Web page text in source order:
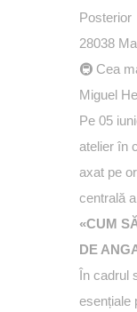
Posterior
28038
🚇 Cea
Miguel
Pe 05
atelier în
axat pe
centrală
«CUM
DE
În cadrul
esențiale